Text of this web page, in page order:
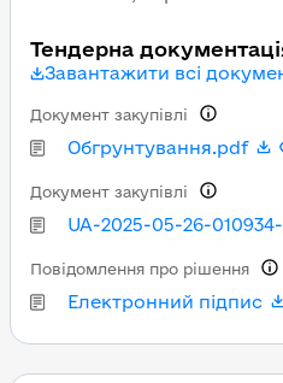
Тендерна
Завантажити всі
Обгрунтування.pdf
Документ закупівлі
UA-2025-05-26-
Документ закупівлі
Електронний підпис
Повідомлення про рішення